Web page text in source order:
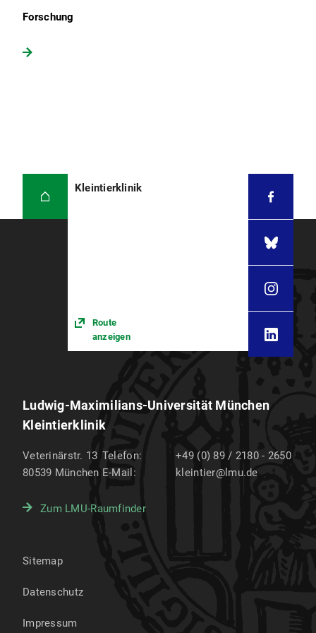
Forschung
Kleintierklinik
Route
anzeigen
Ludwig-Maximilians-Universität München
Kleintierklinik
Veterinärstr. 13
80539 München
Telefon:
+49 (0) 89 / 2180 - 2650
E-Mail:
kleintier@lmu.de
Zum LMU-Raumfinder
Sitemap
Datenschutz
Impressum